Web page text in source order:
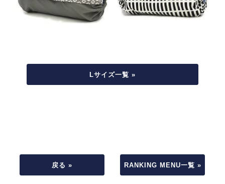
Lサイズ一覧 »
戻る » RANKING MENU一覧 »